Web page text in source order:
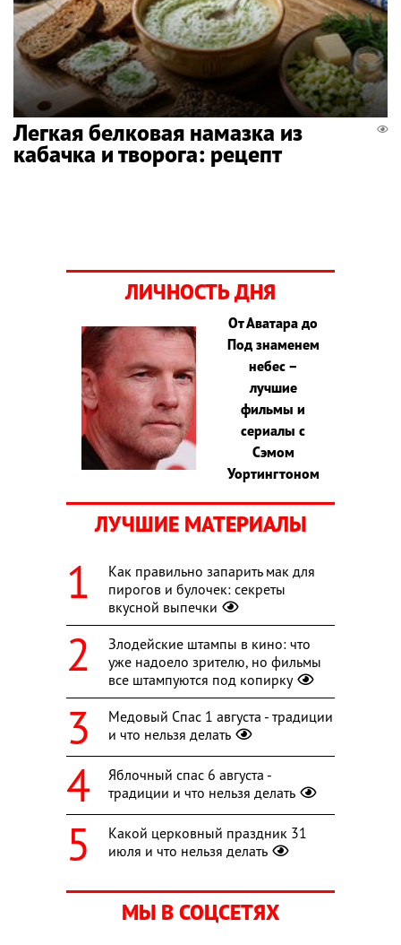
Легкая белковая намазка из
кабачка и творога: рецепт
ЛИЧНОСТЬ ДНЯ
От Аватара до
Под знаменем
небес –
лучшие
фильмы и
сериалы с
Сэмом
Уортингтоном
ЛУЧШИЕ МАТЕРИАЛЫ
Как правильно запарить мак для
пирогов и булочек: секреты
вкусной выпечки
Злодейские штампы в кино: что
уже надоело зрителю, но фильмы
все штампуются под копирку
Медовый Спас 1 августа - традиции
и что нельзя делать
Яблочный спас 6 августа -
традиции и что нельзя делать
Какой церковный праздник 31
июля и что нельзя делать
МЫ В СОЦСЕТЯХ